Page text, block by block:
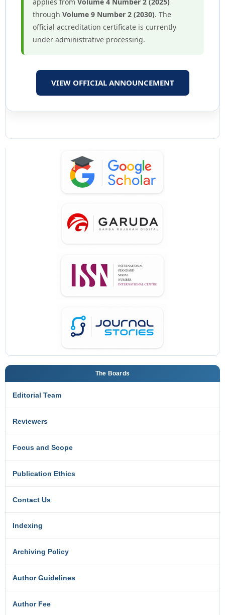
through Volume 9 Number 2 (2030). The
official accreditation certificate is currently
under administrative processing.
VIEW OFFICIAL ANNOUNCEMENT
The Boards
Editorial Team
Reviewers
Focus and Scope
Publication Ethics
Contact Us
Indexing
Archiving Policy
Author Guidelines
Author Fee